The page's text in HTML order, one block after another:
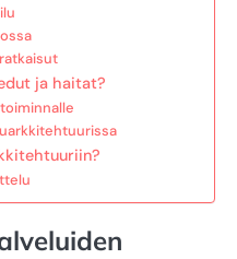
ja haitat?